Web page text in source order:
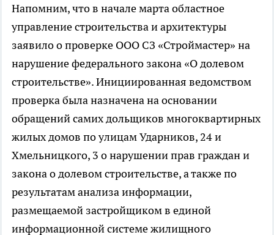
Напомним, что в начале марта областное
управление строительства и архитектуры
заявило о проверке ООО СЗ «Строймастер» на
нарушение федерального закона «О долевом
строительстве». Инициированная ведомством
проверка была назначена на основании
обращений самих дольщиков многоквартирных
жилых домов по улицам Ударников, 24 и
Хмельницкого, 3 о нарушении прав граждан и
закона о долевом строительстве, а также по
результатам анализа информации,
размещаемой застройщиком в единой
информационной системе жилищного